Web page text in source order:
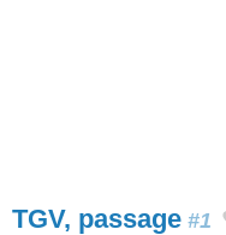
TGV, passage #1